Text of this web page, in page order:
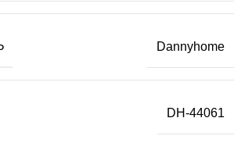
Dannyhome
DH-44061